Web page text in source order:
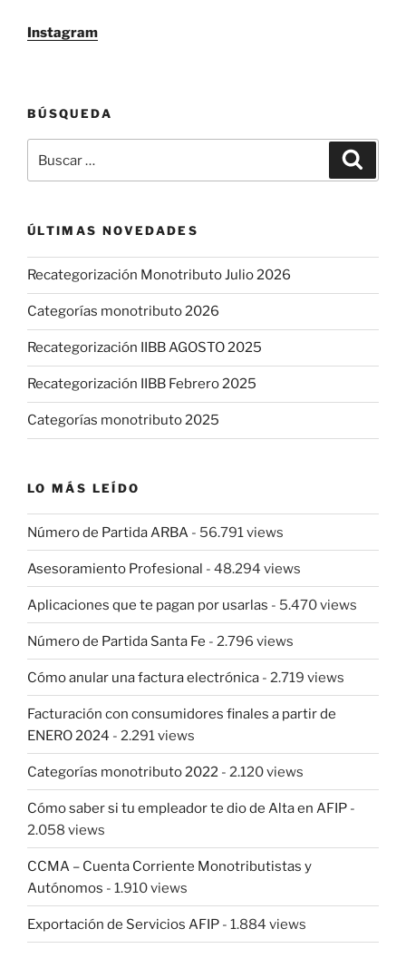
Instagram
BÚSQUEDA
por:
ÚLTIMAS NOVEDADES
Recategorización Monotributo Julio 2026
Categorías monotributo 2026
Recategorización IIBB AGOSTO 2025
Recategorización IIBB Febrero 2025
Categorías monotributo 2025
LO MÁS LEÍDO
Número de Partida ARBA - 56.791 views
Asesoramiento Profesional - 48.294 views
Aplicaciones que te pagan por usarlas - 5.470 views
Número de Partida Santa Fe - 2.796 views
Cómo anular una factura electrónica - 2.719 views
Facturación con consumidores finales a partir de
ENERO 2024 - 2.291 views
Categorías monotributo 2022 - 2.120 views
Cómo saber si tu empleador te dio de Alta en AFIP -
2.058 views
CCMA – Cuenta Corriente Monotributistas y
Autónomos - 1.910 views
Exportación de Servicios AFIP - 1.884 views